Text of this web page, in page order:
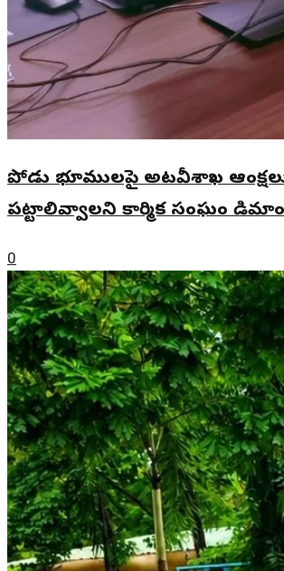
పోడు భూములపై అటవీశాఖ
పట్టాలివ్వాలని కార్మిక సంఘం
0